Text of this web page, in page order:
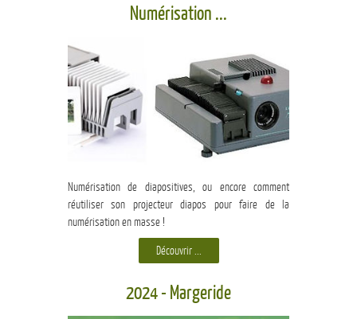
Numérisation ...
Numérisation de diapositives, ou encore comment
réutiliser son projecteur diapos pour faire de la
numérisation en masse !
Découvrir ...
2024 - Margeride